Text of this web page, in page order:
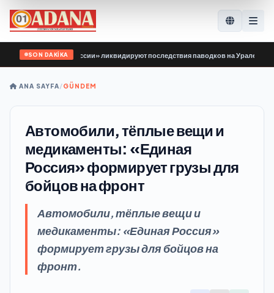
SON DAKİKA
Единой России» ликвидируют последствия паводков на Урале и
ANA SAYFA/GÜNDEM
Автомобили, тёплые вещи и
медикаменты: «Единая
Россия» формирует грузы для
бойцов на фронт
Автомобили, тёплые вещи и
медикаменты: «Единая Россия»
формирует грузы для бойцов на
фронт.